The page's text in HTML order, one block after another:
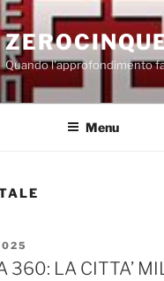
Quando l'approfondimento
Menu
360: LA CITTA’